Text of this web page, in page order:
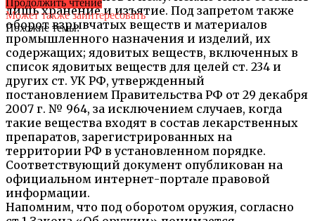
лишь хранение и изъятие. Под запретом также
оборот взрывчатых веществ и материалов
промышленного назначения и изделий, их
содержащих; ядовитых веществ, включенных в
список ядовитых веществ для целей ст. 234 и
других ст. УК РФ, утвержденный
постановлением Правительства РФ от 29 декабря
2007 г. № 964, за исключением случаев, когда
такие вещества входят в состав лекарственных
препаратов, зарегистрированных на
территории РФ в установленном порядке.
Соответствующий документ опубликован на
официальном интернет-портале правовой
информации.
Напомним, что под оборотом оружия, согласно
Продолжить чтение
Может также заинтересовать
Похожие темы: